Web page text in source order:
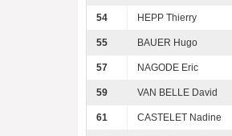
54 HEPP Thierry
55 BAUER Hugo
57 NAGODE Eric
59 VAN BELLE David
61 CASTELET Nadine